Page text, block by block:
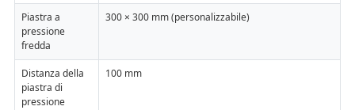
Piastra a
pressione
fredda
300 × 300 mm (personalizzabile)
Distanza della
piastra di
pressione
100 mm